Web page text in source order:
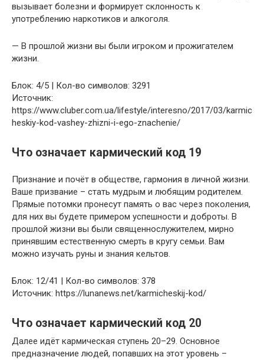
вызывает болезни и формирует склонность к
употреблению наркотиков и алкоголя.
— В прошлой жизни вы были игроком и прожигателем
жизни.
Блок: 4/5 | Кол-во символов: 3291
Источник:
https://www.cluber.com.ua/lifestyle/interesno/2017/03/karmic
heskiy-kod-vashey-zhizni-i-ego-znachenie/
Что означает кармический код 19
Признание и почёт в обществе, гармония в личной жизни.
Ваше призвание – стать мудрым и любящим родителем.
Прямые потомки пронесут память о вас через поколения,
для них вы будете примером успешности и доброты. В
прошлой жизни вы были священнослужителем, мирно
принявшим естественную смерть в кругу семьи. Вам
можно изучать руны и знания кельтов.
Блок: 12/41 | Кол-во символов: 378
Источник: https://lunanews.net/karmicheskij-kod/
Что означает кармический код 20
Далее идёт кармическая ступень 20–29. Основное
предназначение людей, попавших на этот уровень –